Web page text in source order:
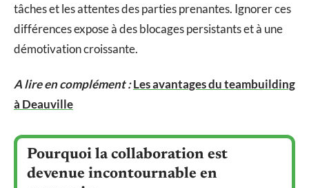
tâches et les attentes des parties prenantes. Ignorer ces
différences expose à des blocages persistants et à une
démotivation croissante.
A lire en complément :Les avantages du teambuilding
à Deauville
Pourquoi la collaboration est
devenue incontournable en